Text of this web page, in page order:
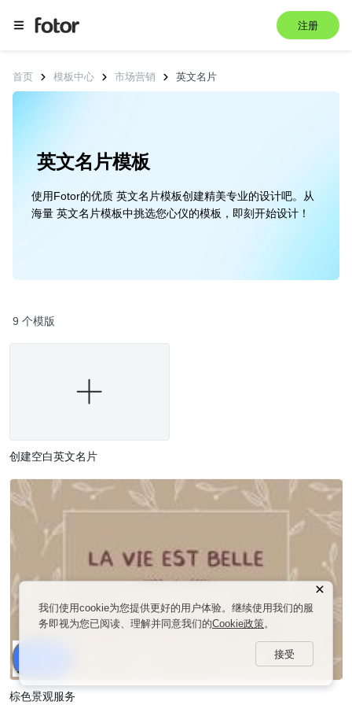
注册
首页 模板中心 市场营销 英文名片
英文名片模板
使用Fotor的优质 英文名片模板创建精美专业的设计吧。从
海量 英文名片模板中挑选您心仪的模板，即刻开始设计！
9 个模版
创建空白英文名片
棕色景观服务
我们使用cookie为您提供更好的用户体验。继续使用我们的服
务即视为您已阅读、理解并同意我们的Cookie政策。
接受